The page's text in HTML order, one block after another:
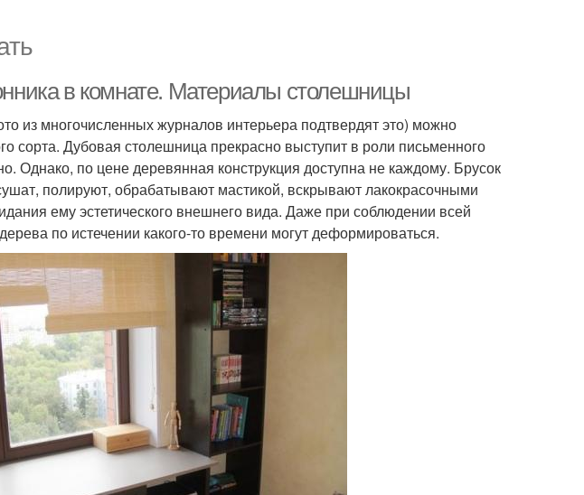
в комнате. Материалы столешницы
из многочисленных журналов интерьера подтвердят это) можно
сорта. Дубовая столешница прекрасно выступит в роли письменного
Однако, по цене деревянная конструкция доступна не каждому. Брусок
полируют, обрабатывают мастикой, вскрывают лакокрасочными
ему эстетического внешнего вида. Даже при соблюдении всей
по истечении какого-то времени могут деформироваться.